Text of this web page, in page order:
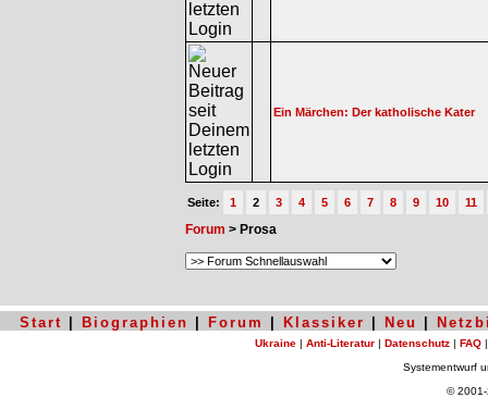
Ein Märchen: Der katholische Kater
Seite: 1 2 3 4 5 6 7 8 9 10 11
Forum > Prosa
Start Biographien Forum Klassiker Neu
Ukraine | Anti-Literatur | Datenschutz | FAQ
Systementwurf
©